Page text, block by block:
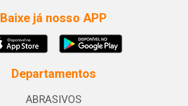
Baixe já nosso APP
Departamentos
ABRASIVOS